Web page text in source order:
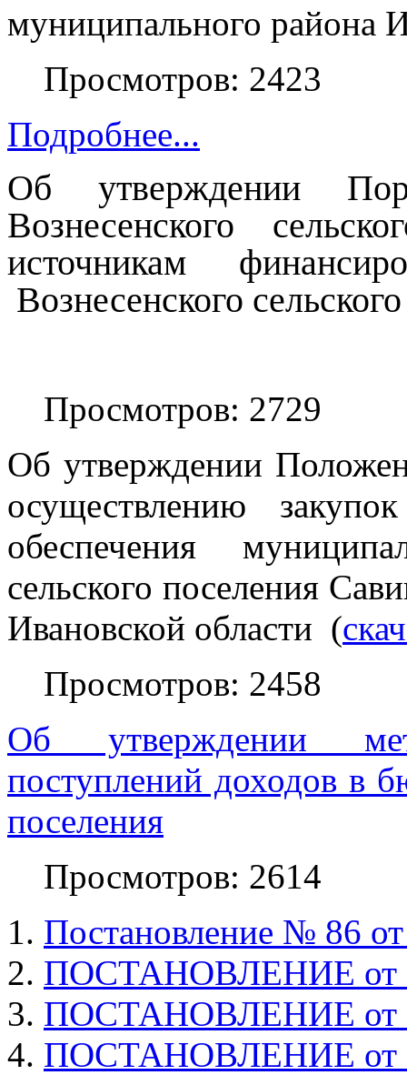
муниципального района
Просмотров: 2423
Подробнее...
Об утверждении
Вознесенского
источникам
Вознесенского
Просмотров: 2729
Об утверждении
осуществлению
обеспечения
сельского поселения
Ивановской области (
Просмотров: 2458
Об утверждении
поступлений доходов в
поселения
Просмотров: 2614
Постановление № 86
ПОСТАНОВЛЕНИЕ от
ПОСТАНОВЛЕНИЕ от
ПОСТАНОВЛЕНИЕ от